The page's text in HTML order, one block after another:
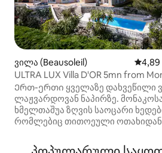
ვილა (Beausoleil)
4,89
ULTRA LUX Villa D'OR 5mn from
Carlo, Monaco
Ერთ-ერთი ყველაზე დახვეწილი
ლაჟვარდოვან ნაპირზე. მონაკოსა და
ხმელთაშუა ზღვის საოცარი
რომლებიც თითოეული ოთახიდან
უზარმაზარი ბაღითა და აუზით,